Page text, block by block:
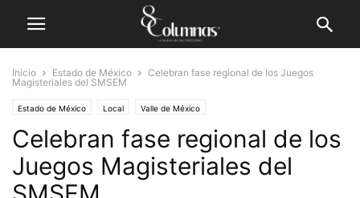
Inicio Estado de México
Celebran fase regional de los Juegos
Magisteriales del SMSEM
Estado de México Local Valle de México
Celebran fase regional de los
Juegos Magisteriales del